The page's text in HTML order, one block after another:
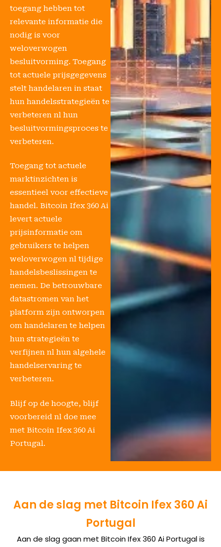
toegang hebben tot
relevante informatie die
nodig is voor
weloverwogen
besluitvorming. Toegang
tot actuele prijsgegevens
stelt handelaren in staat
hun handelsstrategieën te
verbeteren nl hun
besluitvormingsproces te
verbeteren.
Toegang tot actuele
marktinzichten is
essentieel voor effectieve
handel. Bitcoin Ifex 360 Ai
levert actuele
prijsinformatie om
gebruikers te helpen
weloverwogen nl tijdige
handelsbeslissingen te
nemen. De betrouwbare
datastromen van het
platform zijn ontworpen
om handelaren te helpen
hun strategieën te
verfijnen nl hun algehele
handelservaring te
verbeteren.
Blijf op de hoogte, blijf
voorbereid nl doe mee
met Bitcoin Ifex 360 Ai
Portugal.
Aan de slag met Bitcoin Ifex 360 Ai
Portugal
Aan de slag gaan met Bitcoin Ifex 360 Ai Portugal is